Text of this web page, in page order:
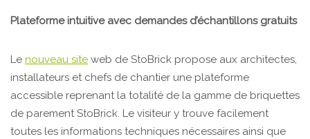
Plateforme intuitive avec demandes d’échantillons gratuits
Le nouveau site web de StoBrick propose aux architectes,
installateurs et chefs de chantier une plateforme
accessible reprenant la totalité de la gamme de briquettes
de parement StoBrick. Le visiteur y trouve facilement
toutes les informations techniques nécessaires ainsi que